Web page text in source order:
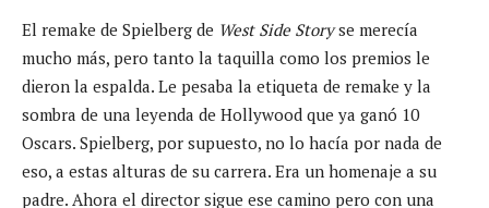
El remake de Spielberg de West Side Storyse merecía
mucho más, pero tanto la taquilla como los premios le
dieron la espalda. Le pesaba la etiqueta de remake y la
sombra de una leyenda de Hollywood que ya ganó 10
Oscars. Spielberg, por supuesto, no lo hacía por nada de
eso, a estas alturas de su carrera. Era un homenaje a su
padre. Ahora el director sigue ese camino pero con una